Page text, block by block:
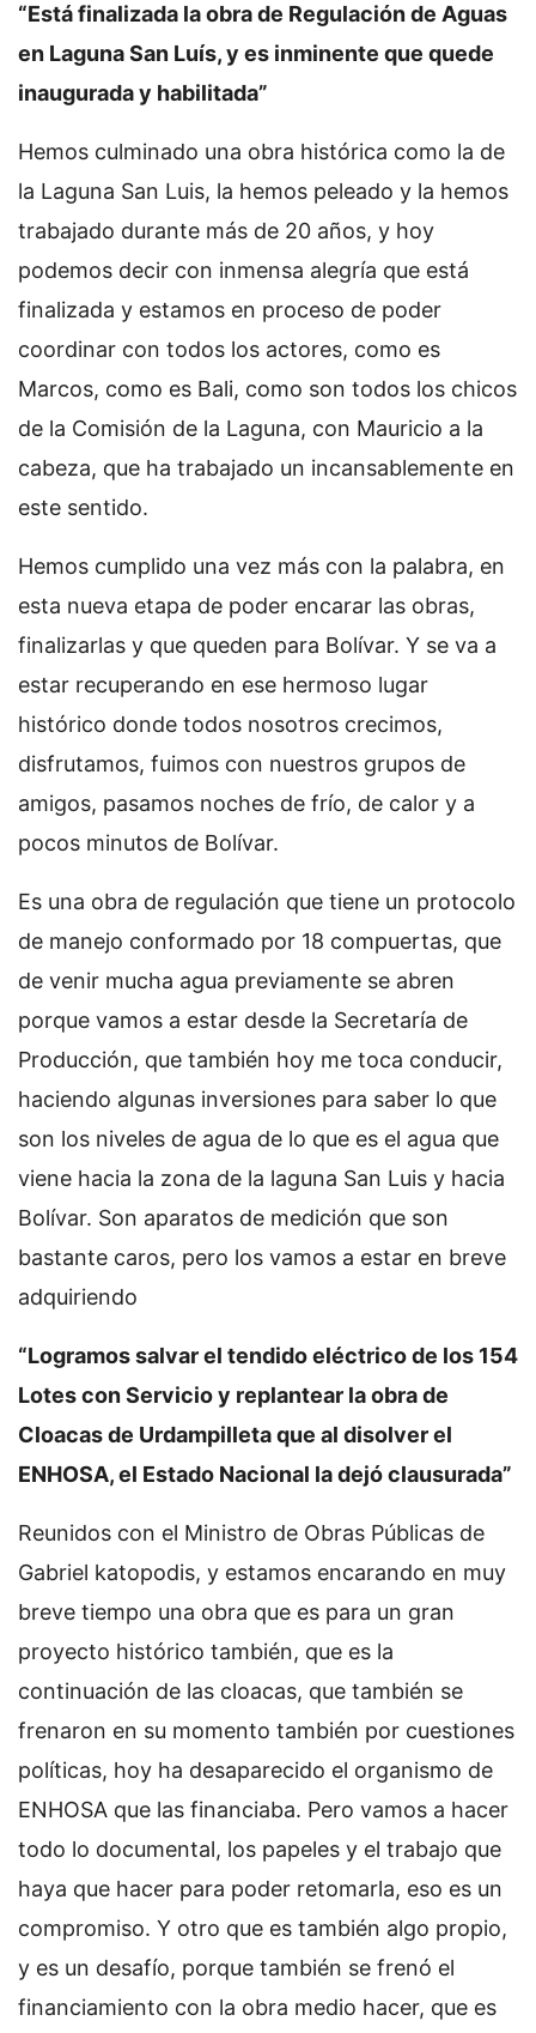
“Está finalizada la obra de Regulación de Aguas
en Laguna San Luís, y es inminente que quede
inaugurada y habilitada”
Hemos culminado una obra histórica como la de
la Laguna San Luis, la hemos peleado y la hemos
trabajado durante más de 20 años, y hoy
podemos decir con inmensa alegría que está
finalizada y estamos en proceso de poder
coordinar con todos los actores, como es
Marcos, como es Bali, como son todos los chicos
de la Comisión de la Laguna, con Mauricio a la
cabeza, que ha trabajado un incansablemente en
este sentido.
Hemos cumplido una vez más con la palabra, en
esta nueva etapa de poder encarar las obras,
finalizarlas y que queden para Bolívar. Y se va a
estar recuperando en ese hermoso lugar
histórico donde todos nosotros crecimos,
disfrutamos, fuimos con nuestros grupos de
amigos, pasamos noches de frío, de calor y a
pocos minutos de Bolívar.
Es una obra de regulación que tiene un protocolo
de manejo conformado por 18 compuertas, que
de venir mucha agua previamente se abren
porque vamos a estar desde la Secretaría de
Producción, que también hoy me toca conducir,
haciendo algunas inversiones para saber lo que
son los niveles de agua de lo que es el agua que
viene hacia la zona de la laguna San Luis y hacia
Bolívar. Son aparatos de medición que son
bastante caros, pero los vamos a estar en breve
adquiriendo
“Logramos salvar el tendido eléctrico de los 154
Lotes con Servicio y replantear la obra de
Cloacas de Urdampilleta que al disolver el
ENHOSA, el Estado Nacional la dejó clausurada”
Reunidos con el Ministro de Obras Públicas de
Gabriel katopodis, y estamos encarando en muy
breve tiempo una obra que es para un gran
proyecto histórico también, que es la
continuación de las cloacas, que también se
frenaron en su momento también por cuestiones
políticas, hoy ha desaparecido el organismo de
ENHOSA que las financiaba. Pero vamos a hacer
todo lo documental, los papeles y el trabajo que
haya que hacer para poder retomarla, eso es un
compromiso. Y otro que es también algo propio,
y es un desafío, porque también se frenó el
financiamiento con la obra medio hacer, que es